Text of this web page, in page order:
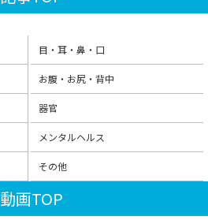
目・耳・鼻・口
お腹・お尻・背中
器官
メンタルヘルス
その他
動画TOP